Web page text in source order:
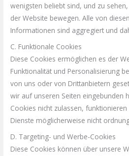
wenigsten beliebt sind, und zu
der Website bewegen. Alle von
Informationen sind aggregiert und
C. Funktionale Cookies
Diese Cookies ermöglichen es der
Funktionalität und Personalisierung
von uns oder von Drittanbietern
wir auf unseren Seiten eingebunden
Cookies nicht zulassen,
Dienste möglicherweise nicht
D. Targeting- und Werbe-Cookies
Diese Cookies können über unsere